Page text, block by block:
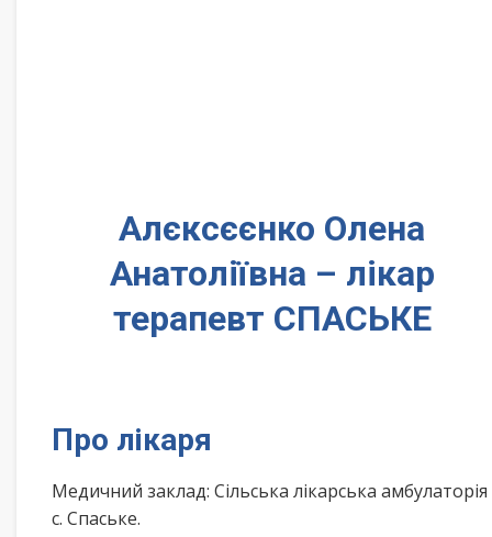
Алєксєєнко Олена
Анатоліївна – лікар
терапевт СПАСЬКЕ
Про лікаря
Медичний заклад: Сільська лікарська амбулаторія
с. Спаське.